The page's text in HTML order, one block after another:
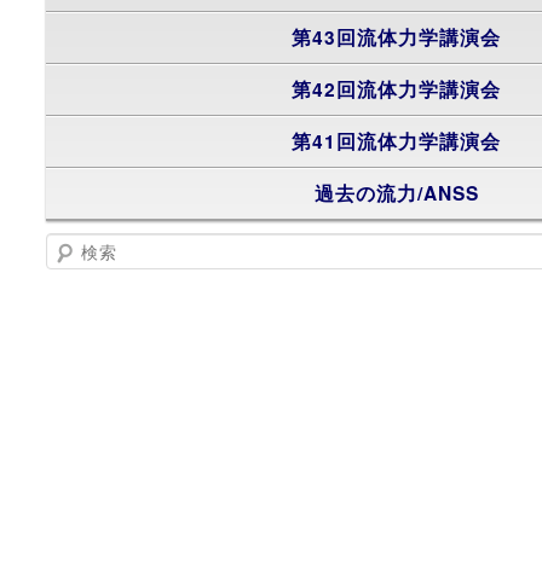
第43回流体力学講演会
第42回流体力学講演会
第41回流体力学講演会
過去の流力/ANSS
検索